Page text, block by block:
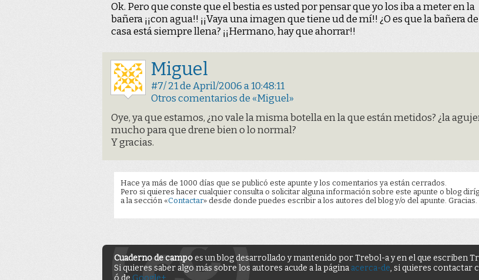
Ok. Pero que conste que el bestia es usted por pensar que yo los iba a meter en la
bañera ¡¡con agua!! ¡¡Vaya una imagen que tiene ud de mí!! ¿O es que la bañera
casa está siempre llena? ¡¡Hermano, hay que ahorrar!!
Miguel
#7/ 21 de April/2006 a 10:48:11
Otros comentarios de «Miguel»
Oye, ya que estamos, ¿no vale la misma botella en la que están metidos? ¿la
mucho para que drene bien o lo normal?
Y gracias.
Hace ya más de 1000 días que se publicó este apunte y los comentarios ya están cerrados.
Pero si quieres hacer cualquier consulta o solicitar alguna información sobre este apunte o blog
a la sección «Contactar» desde donde puedes escribir a los autores del blog y/o del apunte. Gracias.
Cuaderno de campoes un blog desarrollado y mantenido por Trebol-a y en el que escriben
Si quieres saber algo más sobre los autores acude a la página acerca-de, si quieres contactar
ó de Google+